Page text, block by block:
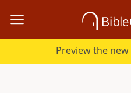
Preview the new